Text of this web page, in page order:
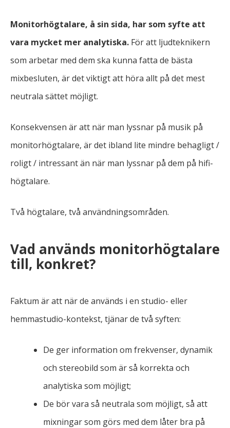
Monitorhögtalare, å sin sida, har som syfte att
vara mycket mer analytiska. För att ljudteknikern
som arbetar med dem ska kunna fatta de bästa
mixbesluten, är det viktigt att höra allt på det mest
neutrala sättet möjligt.
Konsekvensen är att när man lyssnar på musik på
monitorhögtalare, är det ibland lite mindre behagligt /
roligt / intressant än när man lyssnar på dem på hifi-
högtalare.
Två högtalare, två användningsområden.
Vad används monitorhögtalare
till, konkret?
Faktum är att när de används i en studio- eller
hemmastudio-kontekst, tjänar de två syften:
De ger information om frekvenser, dynamik
och stereobild som är så korrekta och
analytiska som möjligt;
De bör vara så neutrala som möjligt, så att
mixningar som görs med dem låter bra på